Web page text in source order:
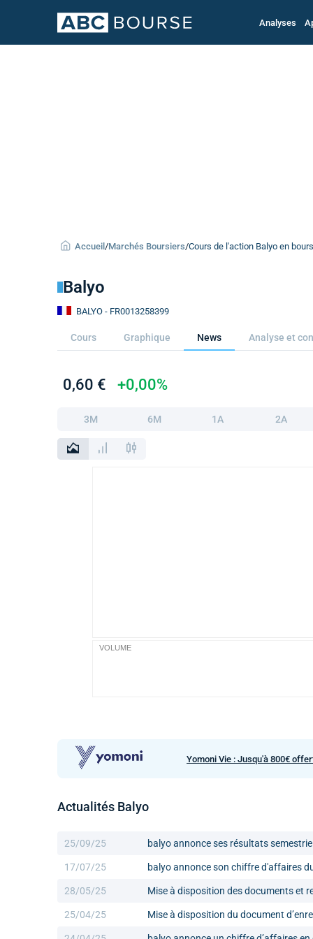
Analyses
Accueil /Marchés Boursiers/Cours de l'action Balyo en
Balyo
BALYO - FR0013258399
Cours Graphique News Analyse et
0,60 € +0,00%
3M 6M 1A 2A
VOLUME
Yomoni Vie : Jusqu'à 800€
Actualités Balyo
25/09/25 balyo annonce ses résultats
17/07/25 balyo annonce son chiffre d'affaires
28/05/25 Mise à disposition des documents et
25/04/25 Mise à disposition du document